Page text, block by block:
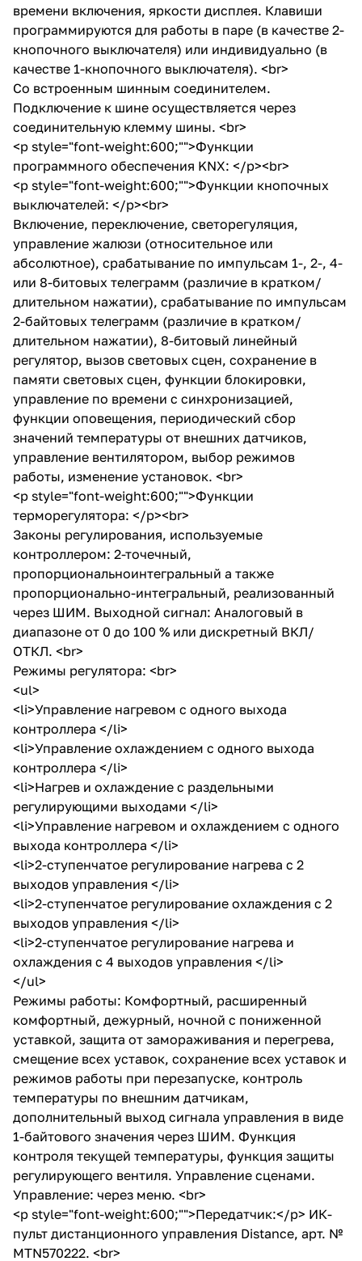
времени включения, яркости дисплея. Клавиши
программируются для работы в паре (в качестве 2-
кнопочного выключателя) или индивидуально (в
качестве 1-кнопочного выключателя). <br>
Со встроенным шинным соединителем.
Подключение к шине осуществляется через
соединительную клемму шины. <br>
<p style="font-weight:600;"">Функции
программного обеспечения KNX: </p><br>
<p style="font-weight:600;"">Функции кнопочных
выключателей: </p><br>
Включение, переключение, светорегуляция,
управление жалюзи (относительное или
абсолютное), срабатывание по импульсам 1-, 2-, 4-
или 8-битовых телеграмм (различие в кратком/
длительном нажатии), срабатывание по импульсам
2-байтовых телеграмм (различие в кратком/
длительном нажатии), 8-битовый линейный
регулятор, вызов световых сцен, сохранение в
памяти световых сцен, функции блокировки,
управление по времени с синхронизацией,
функции оповещения, периодический сбор
значений температуры от внешних датчиков,
управление вентилятором, выбор режимов
работы, изменение установок. <br>
<p style="font-weight:600;"">Функции
терморегулятора: </p><br>
Законы регулирования, используемые
контроллером: 2-точечный,
пропорциональноинтегральный а также
пропорционально-интегральный, реализованный
через ШИМ. Выходной сигнал: Аналоговый в
диапазоне от 0 до 100 % или дискретный ВКЛ/
ОТКЛ. <br>
Режимы регулятора: <br>
<ul>
<li>Управление нагревом с одного выхода
контроллера </li>
<li>Управление охлаждением с одного выхода
контроллера </li>
<li>Нагрев и охлаждение с раздельными
регулирующими выходами </li>
<li>Управление нагревом и охлаждением с одного
выхода контроллера </li>
<li>2-ступенчатое регулирование нагрева с 2
выходов управления </li>
<li>2-ступенчатое регулирование охлаждения с 2
выходов управления </li>
<li>2-ступенчатое регулирование нагрева и
охлаждения с 4 выходов управления </li>
</ul>
Режимы работы: Комфортный, расширенный
комфортный, дежурный, ночной с пониженной
уставкой, защита от замораживания и перегрева,
смещение всех уставок, сохранение всех уставок и
режимов работы при перезапуске, контроль
температуры по внешним датчикам,
дополнительный выход сигнала управления в виде
1-байтового значения через ШИМ. Функция
контроля текущей температуры, функция защиты
регулирующего вентиля. Управление сценами.
Управление: через меню. <br>
<p style="font-weight:600;"">Передатчик:</p> ИК-
пульт дистанционного управления Distance, арт. №
MTN570222. <br>